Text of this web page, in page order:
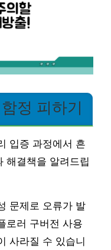
정 피하기
입증 과정에서 흔
해결책을 알려드립
문제로 오류가 발
로러 구버전 사용
사라질 수 있습니